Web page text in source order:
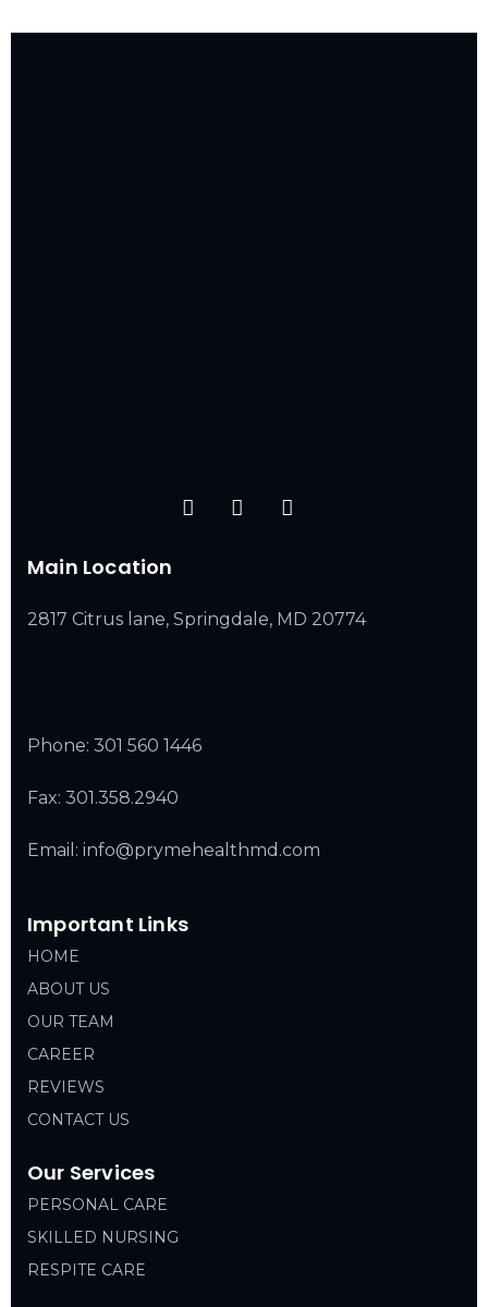
Main Location
2817 Citrus lane, Springdale, MD 20774
Phone: 301 560 1446
Fax: 301.358.2940
Email: info@prymehealthmd.com
Important Links
HOME
ABOUT US
OUR TEAM
CAREER
REVIEWS
CONTACT US
Our Services
PERSONAL CARE
SKILLED NURSING
RESPITE CARE